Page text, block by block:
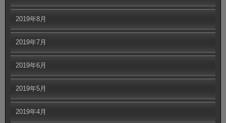
2019年8月
2019年7月
2019年6月
2019年5月
2019年4月